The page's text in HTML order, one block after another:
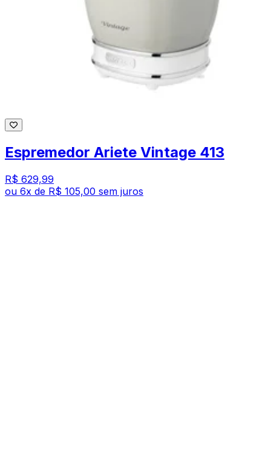
Espremedor Ariete Vintage 413
R$ 629,99
ou 6x de R$ 105,00 sem juros